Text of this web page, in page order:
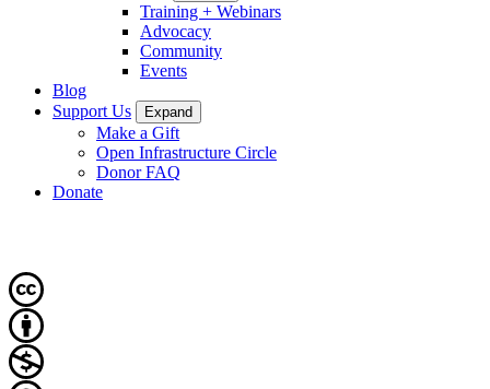
Training + Webinars
Advocacy
Community
Events
Blog
Support Us
Expand
Make a Gift
Open Infrastructure Circle
Donor FAQ
Donate